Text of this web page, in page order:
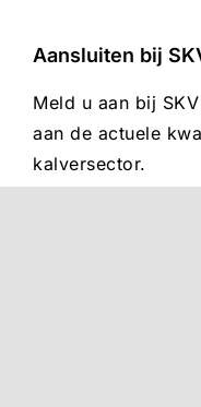
Aansluiten bij
Meld u aan bij
aan de actuele
kalversector.